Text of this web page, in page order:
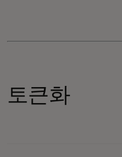
토큰화